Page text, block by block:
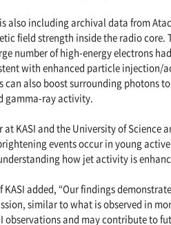
also including archival data from
field strength inside the radio
number of high-energy electrons
with enhanced particle
can also boost surrounding photons
gamma-ray activity.
at KASI and the University of
events occur in young
how jet activity is
KASI added, “Our findings
similar to what is observed in
observations and may contribute to